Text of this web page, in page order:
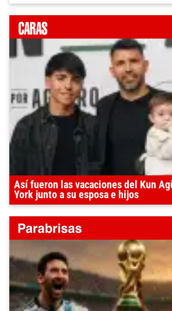
Así fueron las vacaciones del Kun
York junto a su esposa e hijos